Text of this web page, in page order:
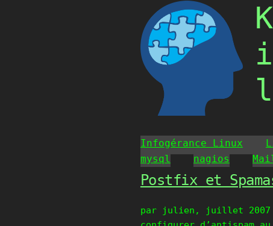
Skip
to
content
Infogérance Linux
mysql
nagios
Postfix et
par julien, juillet 2007